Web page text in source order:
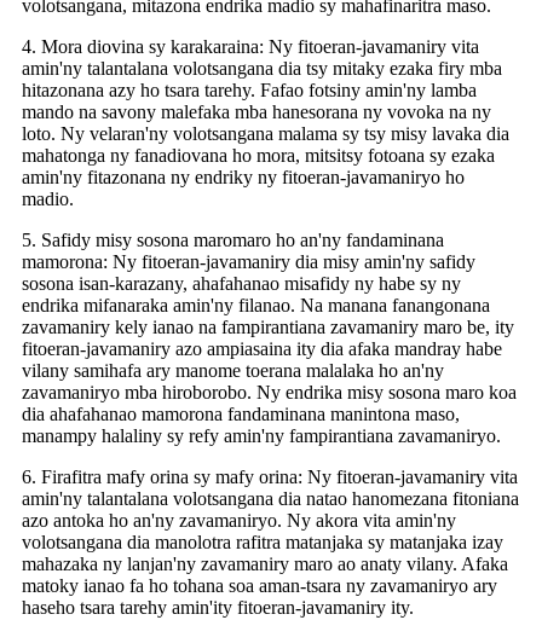
volotsangana, mitazona endrika madio sy mahafinaritra maso.
4. Mora diovina sy karakaraina: Ny fitoeran-javamaniry vita
amin'ny talantalana volotsangana dia tsy mitaky ezaka firy mba
hitazonana azy ho tsara tarehy. Fafao fotsiny amin'ny lamba
mando na savony malefaka mba hanesorana ny vovoka na ny
loto. Ny velaran'ny volotsangana malama sy tsy misy lavaka dia
mahatonga ny fanadiovana ho mora, mitsitsy fotoana sy ezaka
amin'ny fitazonana ny endriky ny fitoeran-javamaniryo ho
madio.
5. Safidy misy sosona maromaro ho an'ny fandaminana
mamorona: Ny fitoeran-javamaniry dia misy amin'ny safidy
sosona isan-karazany, ahafahanao misafidy ny habe sy ny
endrika mifanaraka amin'ny filanao. Na manana fanangonana
zavamaniry kely ianao na fampirantiana zavamaniry maro be, ity
fitoeran-javamaniry azo ampiasaina ity dia afaka mandray habe
vilany samihafa ary manome toerana malalaka ho an'ny
zavamaniryo mba hiroborobo. Ny endrika misy sosona maro koa
dia ahafahanao mamorona fandaminana manintona maso,
manampy halaliny sy refy amin'ny fampirantiana zavamaniryo.
6. Firafitra mafy orina sy mafy orina: Ny fitoeran-javamaniry vita
amin'ny talantalana volotsangana dia natao hanomezana fitoniana
azo antoka ho an'ny zavamaniryo. Ny akora vita amin'ny
volotsangana dia manolotra rafitra matanjaka sy matanjaka izay
mahazaka ny lanjan'ny zavamaniry maro ao anaty vilany. Afaka
matoky ianao fa ho tohana soa aman-tsara ny zavamaniryo ary
haseho tsara tarehy amin'ity fitoeran-javamaniry ity.